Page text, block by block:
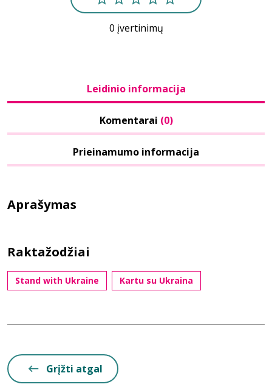
0 įvertinimų
Leidinio informacija
Komentarai (0)
Prieinamumo informacija
Aprašymas
Raktažodžiai
Stand with Ukraine Kartu su Ukraina
Grįžti atgal